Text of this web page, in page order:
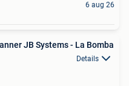
6 aug 26
JB Systems - La Bomba
Details